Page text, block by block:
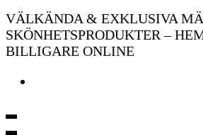
VÄLKÄNDA & EXKLUSIVA
SKÖNHETSPRODUKTER –
BILLIGARE ONLINE